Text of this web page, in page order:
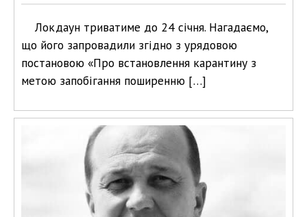
Локдаун триватиме до 24 січня. Нагадаємо,
що його запровадили згідно з урядовою
постановою «Про встановлення карантину з
метою запобігання поширенню […]